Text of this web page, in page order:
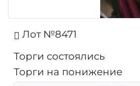
Лот №8471
Торги состоялись
Торги на понижение